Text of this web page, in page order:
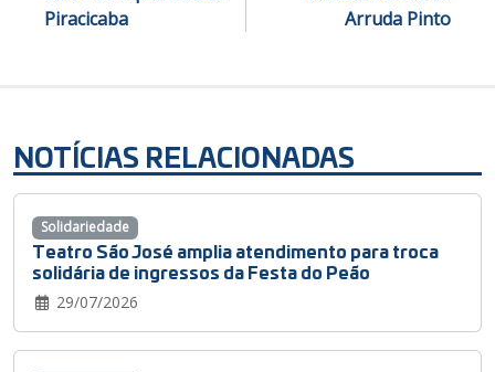
Piracicaba
Arruda Pinto
NOTÍCIAS RELACIONADAS
Teatro São José amplia atendimento para troca
solidária de ingressos da Festa do Peão
29/07/2026
Solidariedade